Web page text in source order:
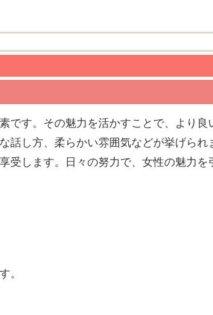
です。その魅力を活かすことで、より良
話し方、柔らかい雰囲気などが挙げられ
します。日々の努力で、女性の魅力を
。